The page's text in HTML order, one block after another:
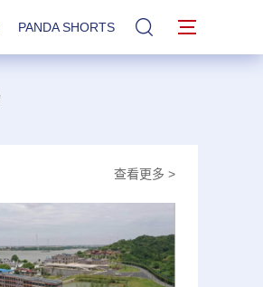
PANDA SHORTS 站内搜索
查看更多 >